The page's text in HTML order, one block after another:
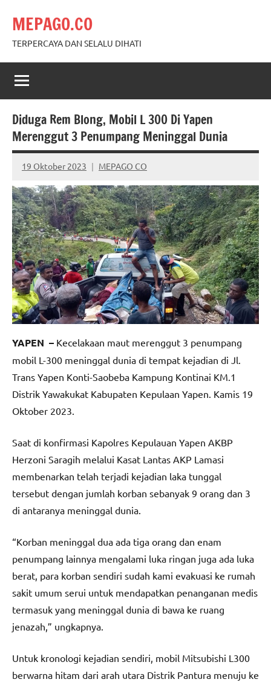
content
MEPAGO.CO
TERPERCAYA DAN SELALU DIHATI
Diduga Rem Blong, Mobil L 300 Di Yapen
Merenggut 3 Penumpang Meninggal Dunia
19 Oktober 2023 MEPAGO CO
No
comments
YAPEN – Kecelakaan maut merenggut 3 penumpang
mobil L-300 meninggal dunia di tempat kejadian di Jl.
Trans Yapen Konti-Saobeba Kampung Kontinai KM.1
Distrik Yawakukat Kabupaten Kepulaan Yapen. Kamis 19
Oktober 2023.
Saat di konfirmasi Kapolres Kepulauan Yapen AKBP
Herzoni Saragih melalui Kasat Lantas AKP Lamasi
membenarkan telah terjadi kejadian laka tunggal
tersebut dengan jumlah korban sebanyak 9 orang dan 3
di antaranya meninggal dunia.
“Korban meninggal dua ada tiga orang dan enam
penumpang lainnya mengalami luka ringan juga ada luka
berat, para korban sendiri sudah kami evakuasi ke rumah
sakit umum serui untuk mendapatkan penanganan medis
termasuk yang meninggal dunia di bawa ke ruang
jenazah,” ungkapnya.
Untuk kronologi kejadian sendiri, mobil Mitsubishi L300
berwarna hitam dari arah utara Distrik Pantura menuju ke